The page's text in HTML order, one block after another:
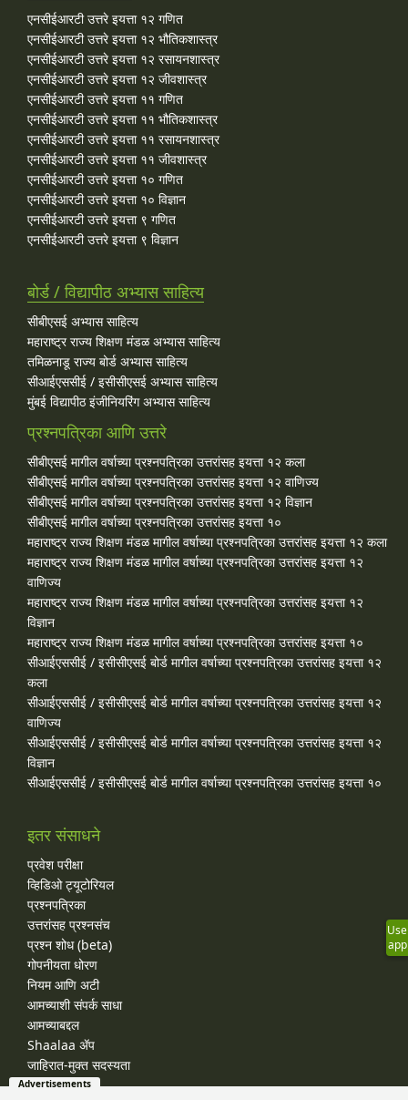
एनसीईआरटी उत्तरे इयत्ता १२ गणित
एनसीईआरटी उत्तरे इयत्ता १२ भौतिकशास्त्र
एनसीईआरटी उत्तरे इयत्ता १२ रसायनशास्त्र
एनसीईआरटी उत्तरे इयत्ता १२ जीवशास्त्र
एनसीईआरटी उत्तरे इयत्ता ११ गणित
एनसीईआरटी उत्तरे इयत्ता ११ भौतिकशास्त्र
एनसीईआरटी उत्तरे इयत्ता ११ रसायनशास्त्र
एनसीईआरटी उत्तरे इयत्ता ११ जीवशास्त्र
एनसीईआरटी उत्तरे इयत्ता १० गणित
एनसीईआरटी उत्तरे इयत्ता १० विज्ञान
एनसीईआरटी उत्तरे इयत्ता ९ गणित
एनसीईआरटी उत्तरे इयत्ता ९ विज्ञान
बोर्ड / विद्यापीठ अभ्यास साहित्य
सीबीएसई अभ्यास साहित्य
महाराष्ट्र राज्य शिक्षण मंडळ अभ्यास साहित्य
तमिळनाडू राज्य बोर्ड अभ्यास साहित्य
सीआईएससीई / इसीसीएसई अभ्यास साहित्य
मुंबई विद्यापीठ इंजीनियरिंग अभ्यास साहित्य
प्रश्नपत्रिका आणि उत्तरे
सीबीएसई मागील वर्षाच्या प्रश्‍नपत्रिका उत्तरांसह इयत्ता १२ कला
सीबीएसई मागील वर्षाच्या प्रश्‍नपत्रिका उत्तरांसह इयत्ता १२ वाणिज्य
सीबीएसई मागील वर्षाच्या प्रश्‍नपत्रिका उत्तरांसह इयत्ता १२ विज्ञान
सीबीएसई मागील वर्षाच्या प्रश्‍नपत्रिका उत्तरांसह इयत्ता १०
महाराष्ट्र राज्य शिक्षण मंडळ मागील वर्षाच्या प्रश्‍नपत्रिका उत्तरांसह इयत्ता १२ कला
महाराष्ट्र राज्य शिक्षण मंडळ मागील वर्षाच्या प्रश्‍नपत्रिका उत्तरांसह इयत्ता १२
वाणिज्य
महाराष्ट्र राज्य शिक्षण मंडळ मागील वर्षाच्या प्रश्‍नपत्रिका उत्तरांसह इयत्ता १२
विज्ञान
महाराष्ट्र राज्य शिक्षण मंडळ मागील वर्षाच्या प्रश्‍नपत्रिका उत्तरांसह इयत्ता १०
सीआईएससीई / इसीसीएसई बोर्ड मागील वर्षाच्या प्रश्‍नपत्रिका उत्तरांसह इयत्ता १२
कला
सीआईएससीई / इसीसीएसई बोर्ड मागील वर्षाच्या प्रश्‍नपत्रिका उत्तरांसह इयत्ता १२
वाणिज्य
सीआईएससीई / इसीसीएसई बोर्ड मागील वर्षाच्या प्रश्‍नपत्रिका उत्तरांसह इयत्ता १२
विज्ञान
सीआईएससीई / इसीसीएसई बोर्ड मागील वर्षाच्या प्रश्‍नपत्रिका उत्तरांसह इयत्ता १०
इतर संसाधने
प्रवेश परीक्षा
व्हिडिओ ट्यूटोरियल
प्रश्नपत्रिका
उत्तरांसह प्रश्नसंच
प्रश्न शोध (beta)
गोपनीयता धोरण
नियम आणि अटी
आमच्याशी संपर्क साधा
आमच्याबद्दल
Shaalaa ॲप
जाहिरात-मुक्त सदस्यता
Use
app
Advertisements